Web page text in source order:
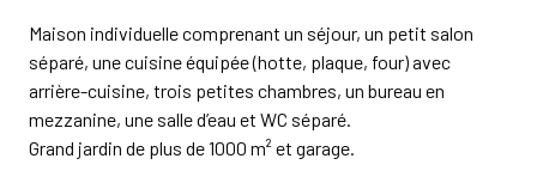
Maison individuelle comprenant un séjour, un petit salon
séparé, une cuisine équipée (hotte, plaque, four) avec
arrière-cuisine, trois petites chambres, un bureau en
mezzanine, une salle d’eau et WC séparé.
Grand jardin de plus de 1000 m² et garage.